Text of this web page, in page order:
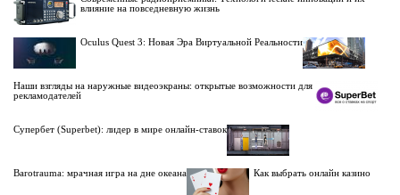
влияние на повседневную жизнь
Oculus Quest 3: Новая Эра Виртуальной Реальности
Наши взгляды на наружные видеоэкраны: открытые возможности для
рекламодателей
Супербет (Superbet): лидер в мире онлайн-ставок
Barotrauma: мрачная игра на дне океана Как выбрать онлайн казино